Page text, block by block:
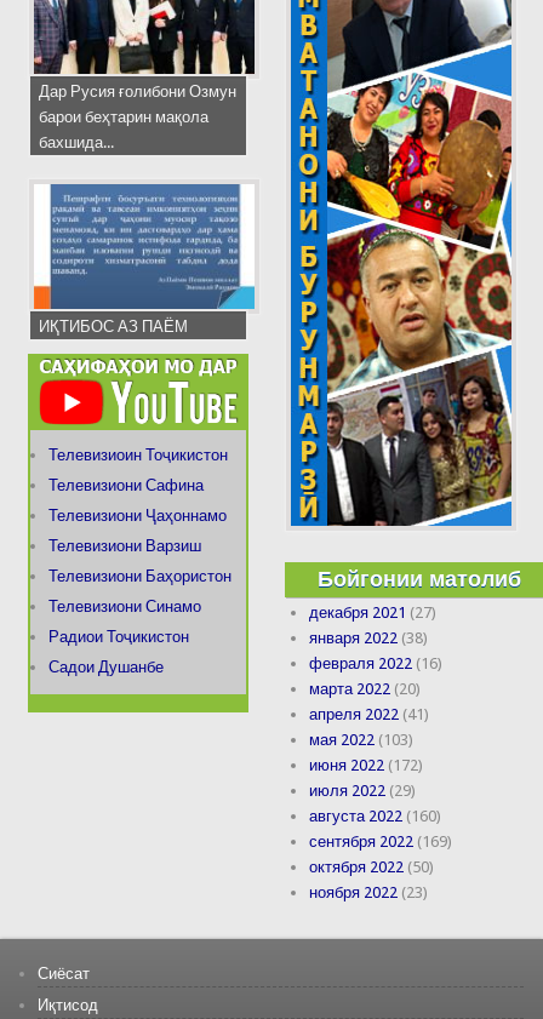
Дар Русия ғолибони Озмун
барои беҳтарин мақола
бахшида...
ИҚТИБОС АЗ ПАЁМ
Телевизиоин Тоҷикистон
Телевизиони Сафина
Телевизиони Ҷаҳоннамо
Телевизиони Варзиш
Телевизиони Баҳористон
Телевизиони Синамо
Радиои Тоҷикистон
Садои Душанбе
Бойгонии матолиб
декабря 2021 (27)
января 2022 (38)
февраля 2022 (16)
марта 2022 (20)
апреля 2022 (41)
мая 2022 (103)
июня 2022 (172)
июля 2022 (29)
августа 2022 (160)
сентября 2022 (169)
октября 2022 (50)
ноября 2022 (23)
Сиёсат
Иқтисод